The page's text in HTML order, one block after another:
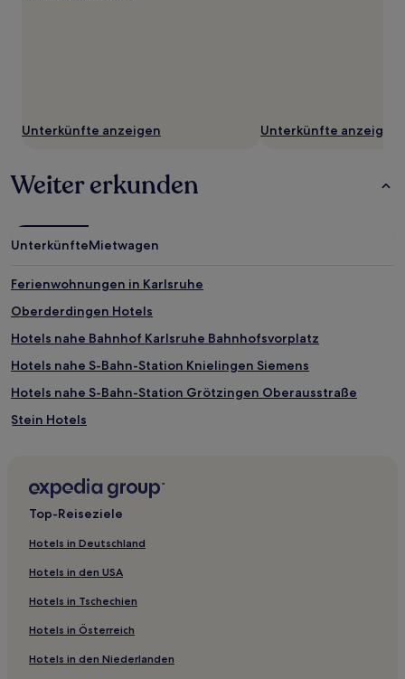
Unterkünfte anzeigen Unterkünfte anzeigen
Weiter erkunden
UnterkünfteMietwagen
Ferienwohnungen in Karlsruhe
Oberderdingen Hotels
Hotels nahe Bahnhof Karlsruhe Bahnhofsvorplatz
Hotels nahe S-Bahn-Station Knielingen Siemens
Hotels nahe S-Bahn-Station Grötzingen Oberausstraße
Stein Hotels
Neu-Rüppurr Hotels
Neu-Daxlanden Hotels
Ölbronn Hotels
Hotels nahe Pforzheim Hauptbahnhof
Hotels nahe S-Bahn-Station Söllingen Reetzstraße
Top-Reiseziele
Hotels in Deutschland
Hotels in den USA
Hotels in Tschechien
Hotels in Österreich
Hotels in den Niederlanden